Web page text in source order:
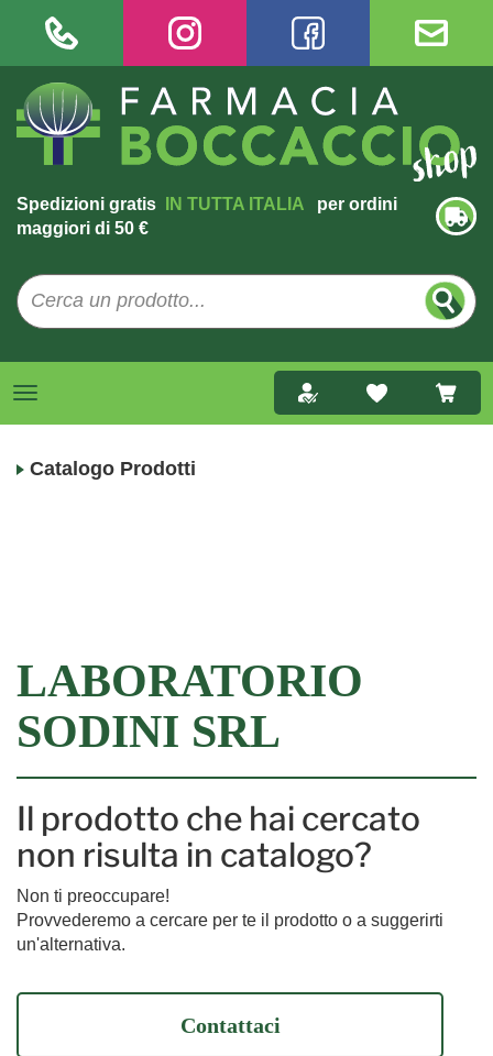
Spedizioni gratis IN TUTTA ITALIA
per ordini
maggiori di 50 €
Catalogo Prodotti
LABORATORIO
SODINI SRL
Il prodotto che hai cercato
non risulta in catalogo?
Non ti preoccupare!
Provvederemo a cercare per te il prodotto o a suggerirti
un'alternativa.
Contattaci